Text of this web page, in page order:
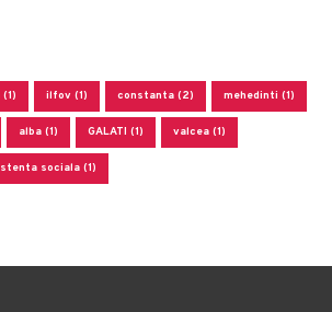
ilfov (1) constanta (2) mehedinti (1)
alba (1) GALATI (1) valcea (1)
sociala (1)